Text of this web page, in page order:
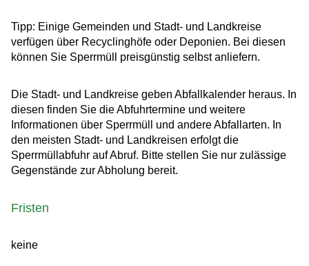
Tipp: Einige Gemeinden und Stadt- und Landkreise
verfügen über Recyclinghöfe oder Deponien. Bei diesen
können Sie Sperrmüll preisgünstig selbst anliefern.
Die Stadt- und Landkreise geben Abfallkalender heraus. In
diesen finden Sie die Abfuhrtermine und weitere
Informationen über Sperrmüll und andere Abfallarten. In
den meisten Stadt- und Landkreisen erfolgt die
Sperrmüllabfuhr auf Abruf. Bitte stellen Sie nur zulässige
Gegenstände zur Abholung bereit.
Fristen
keine